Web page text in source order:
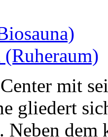
mit
gliedert
Neben dem